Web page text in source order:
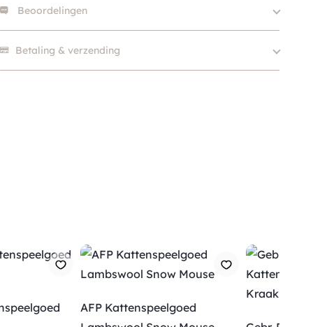
Merk
Kleur
Grijs / Zilver
SKU
Beoordelingen
Betaling & verzending
AFP Kattenspeelgoed